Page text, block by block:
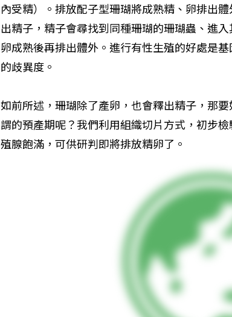
內受精）。排放配子型珊瑚將成熟精、卵排出
出精子，精子會尋找到同種珊瑚的珊瑚蟲、進
卵成熟後再排出體外。進行有性生殖的好處是
的歧異度。
如前所述，珊瑚除了產卵，也會釋出精子，那
謂的預產期呢？我們利用組織切片方式，初步
殖腺飽滿，可供研判即將排放精卵了。